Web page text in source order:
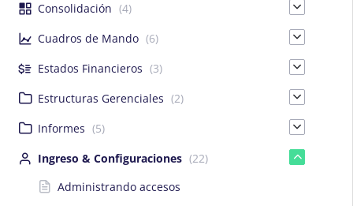
Consolidación (4)
Cuadros de Mando (6)
Estados Financieros (3)
Estructuras Gerenciales (2)
Informes (5)
Ingreso & Configuraciones (22)
Administrando accesos